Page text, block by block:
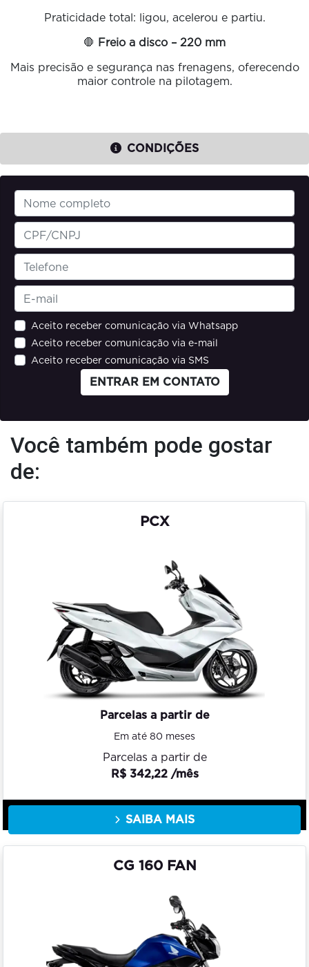
Praticidade total: ligou, acelerou e partiu.
🛑 Freio a disco – 220 mm
Mais precisão e segurança nas frenagens, oferecendo
maior controle na pilotagem.
CONDIÇÕES
Aceito receber comunicação via Whatsapp
Aceito receber comunicação via e-mail
Aceito receber comunicação via SMS
ENTRAR EM CONTATO
Você também pode gostar
de:
PCX
Parcelas a partir de
Em até 80 meses
Parcelas a partir de
R$ 342,22 /mês
SAIBA MAIS
CG 160 FAN